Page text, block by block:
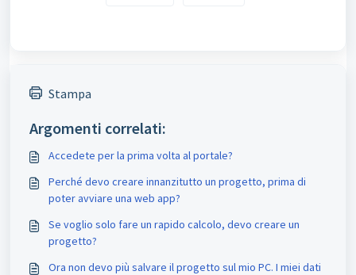
Stampa
Argomenti correlati:
Accedete per la prima volta al portale?
Perché devo creare innanzitutto un progetto, prima di
poter avviare una web app?
Se voglio solo fare un rapido calcolo, devo creare un
progetto?
Ora non devo più salvare il progetto sul mio PC. I miei dati